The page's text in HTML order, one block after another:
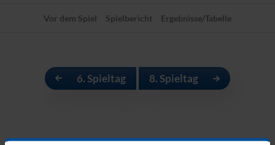
Vor dem Spiel Spielbericht Ergebnisse/Tabelle
6. Spieltag 8. Spieltag